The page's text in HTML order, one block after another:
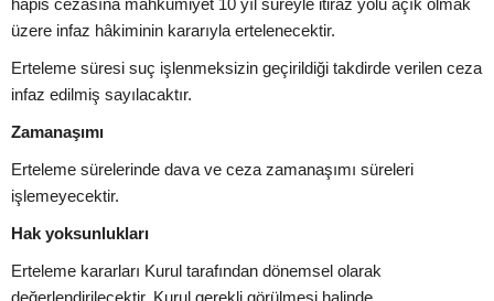
hapis cezasına mahkûmiyet 10 yıl süreyle itiraz yolu açık olmak
üzere infaz hâkiminin kararıyla ertelenecektir.
Erteleme süresi suç işlenmeksizin geçirildiği takdirde verilen ceza
infaz edilmiş sayılacaktır.
Zamanaşımı
Erteleme sürelerinde dava ve ceza zamanaşımı süreleri
işlemeyecektir.
Hak yoksunlukları
Erteleme kararları Kurul tarafından dönemsel olarak
değerlendirilecektir. Kurul gerekli görülmesi halinde